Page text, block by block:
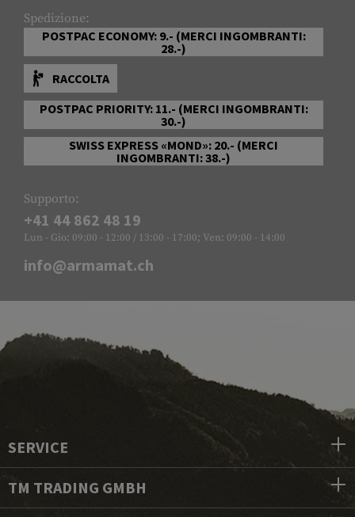
Spedizione:
POSTPAC ECONOMY: 9.- (MERCI INGOMBRANTI:
28.-)
RACCOLTA
POSTPAC PRIORITY: 11.- (MERCI INGOMBRANTI:
30.-)
SWISS EXPRESS «MOND»: 20.- (MERCI
INGOMBRANTI: 38.-)
Supporto:
+41 44 862 48 19
Lun - Gio: 09:00 - 12:00 / 13:00 - 17:00; Ven: 09:00 - 14:00
info@armamat.ch
SERVICE
TM TRADING GMBH